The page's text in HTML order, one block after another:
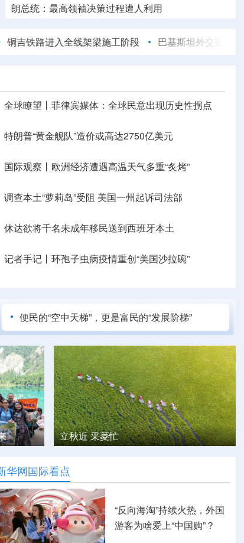
朗总统：最高领袖决策过程遭人利用
国际金价大涨 油价涨跌不一
入全线架梁施工阶段 巴基斯坦外交部：希望美伊重
全球瞭望丨菲律宾媒体：全球民意出现历史性拐点
特朗普“黄金舰队”造价或高达2750亿美元
国际观察丨欧洲经济遭遇高温天气多重“炙烤”
调查本土“萝莉岛”受阻 美国一州起诉司法部
休达欲将千名未成年移民送到西班牙本土
记者手记丨环孢子虫病疫情重创“美国沙拉碗”
便民的“空中天梯”，更是富民的“发展阶梯”
夏日寻味记丨奶皮小镇夏日消费热
华网国际看点
“反向海淘”持续火热，外国
游客为啥爱上“中国购”？